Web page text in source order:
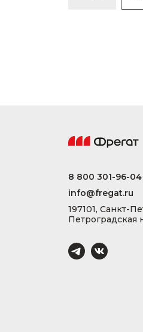
8 800 301-96-04
info@fregat.ru
197101, Санкт-
Петроградская